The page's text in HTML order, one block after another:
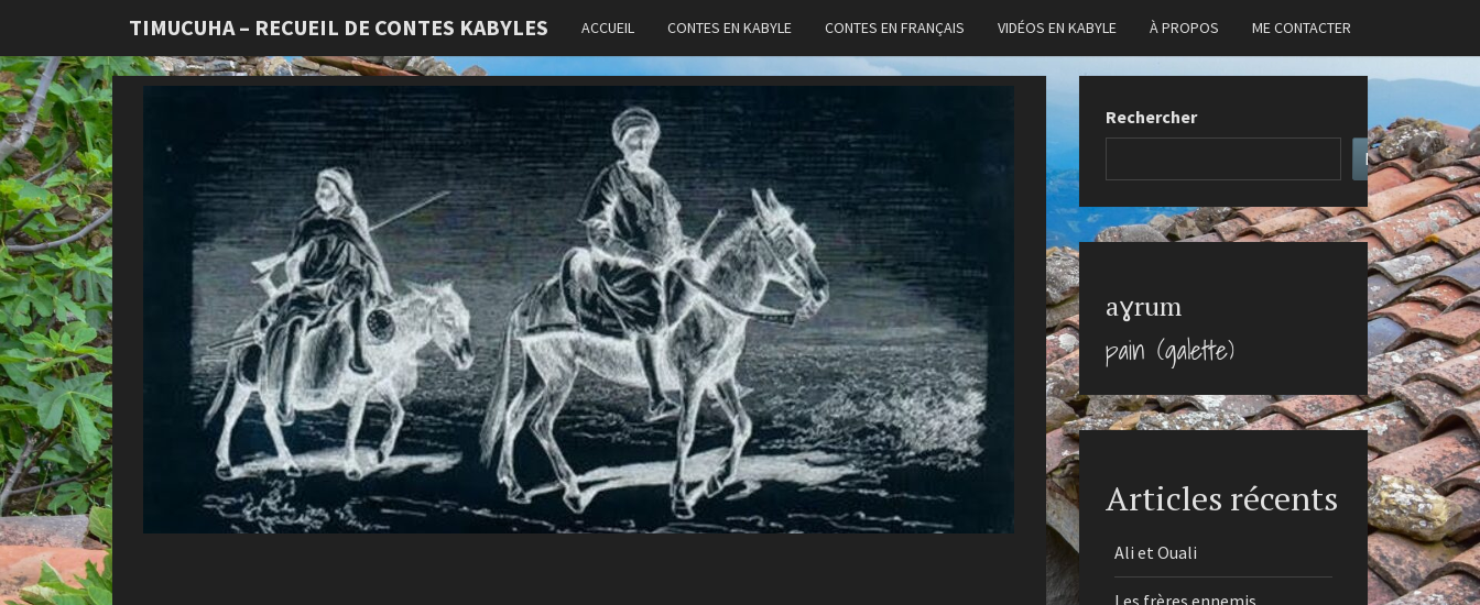
TIMUCUHA – RECUEIL DE CONTES KABYLES ACCUEIL CONTES EN KABYLE CONTES EN FRANÇAIS VIDÉOS EN KABYLE À PROPOS ME CONTACTER
Rechercher
Rechercher
aɣrum
pain (galette)
Articles récents
Ali et Ouali
Les frères ennemis